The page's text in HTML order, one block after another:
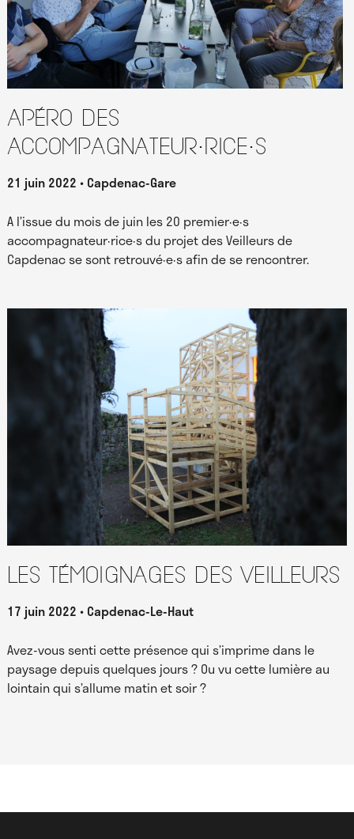
Apéro des
accompagnateur·rice·s
21 juin 2022 Capdenac-Gare
A l’issue du mois de juin les 20 premier·e·s
accompagnateur·rice·s du projet des Veilleurs de
Capdenac se sont retrouvé·e·s afin de se rencontrer.
Les témoignages des Veilleurs
17 juin 2022 Capdenac-Le-Haut
Avez-vous senti cette présence qui s’imprime dans le
paysage depuis quelques jours ? Ou vu cette lumière au
lointain qui s’allume matin et soir ?